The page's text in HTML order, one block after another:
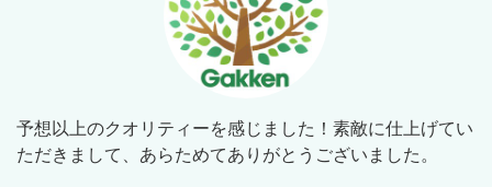
予想以上のクオリティーを感じました！素敵に仕上げてい
ただきまして、あらためてありがとうございました。